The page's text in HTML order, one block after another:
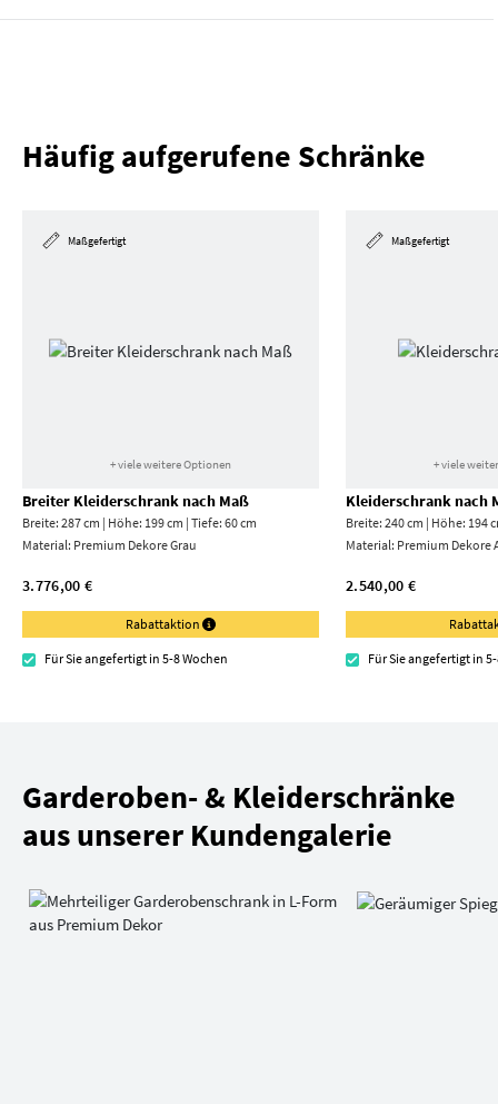
Häufig aufgerufene Schränke
Maßgefertigt
+ viele weitere Optionen
Breiter Kleiderschrank nach Maß
Breite: 287 cm | Höhe: 199 cm | Tiefe: 60 cm
Material: Premium Dekore Grau
3.776,00 €
Rabattaktion
Für Sie angefertigt in 5-8 Wochen
Maßgefertigt
+ viele
Kleiderschrank nach
Breite: 240 cm | Höhe: 194
Material: Premium Dekore
2.540,00 €
Für Sie angefertigt in
Garderoben- & Kleiderschränke
aus unserer Kundengalerie